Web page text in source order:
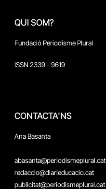
QUI SOM?
Fundació Periodisme Plural
ISSN 2339 - 9619
CONTACTA'NS
Ana Basanta
abasanta@periodismeplural.cat
redaccio@diarieducacio.cat
publicitat@periodismeplural.cat